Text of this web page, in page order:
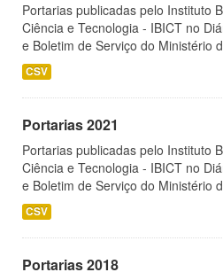
Portarias publicadas pelo Instituto
Ciência e Tecnologia - IBICT no
e Boletim de Serviço do Ministério
CSV
Portarias 2021
Portarias publicadas pelo Instituto
Ciência e Tecnologia - IBICT no
e Boletim de Serviço do Ministério
CSV
Portarias 2018